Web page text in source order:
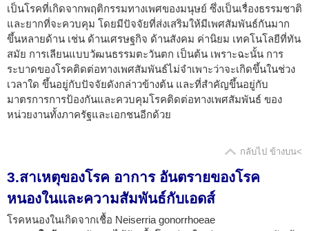
เป็นโรคที่เกิดจากพฤติกรรมทางเพศของมนุษย์ ซึ่งเป็นเรื่องธรรมชาติ
และยากที่จะควบคุม โดยมีปัจจัยที่ส่งเสริมให้มีเพศสัมพันธ์กันมาก
ขึ้นหลายด้าน เช่น ด้านเศรษฐกิจ ด้านสังคม ค่านิยม เทคโนโลยีที่ทัน
สมัย การเลียนแบบวัฒนธรรมตะวันตก เป็นต้น เพราะฉะนั้น การ
ระบาดของโรคติดต่อทางเพศสัมพันธ์ไม่จำเพาะว่าจะเกิดขึ้นในช่วง
เวลาใด ขึ้นอยู่กับปัจจัยดังกล่าวข้างต้น และที่สำคัญขึ้นอยู่กับ
มาตรการการป้องกันและควบคุมโรคติดต่อทางเพศสัมพันธ์ ของ
หน่วยงานทั้งภาครัฐและเอกชนอีกด้วย
กลับไป ข้างบน<
3.สาเหตุของโรค อาการ อันตรายของโรค
หนองในและความสัมพันธ์กับเอดส์
โรคหนองในเกิดจากเชื้อ Neiserria gonorrhoeae